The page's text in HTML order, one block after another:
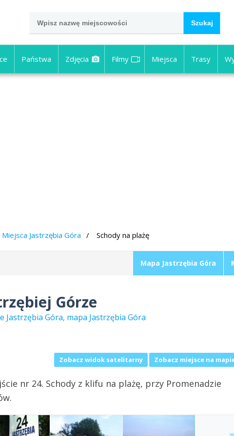
Państwa Zdjęcia Filmy Miejsca Trasy
Miejsca Jastrzębia Góra Schody na plażę
Mapa Jastrzębia Góra
Górze
Jastrzębia Góra, mapa Jastrzębia Góra
Zobacz miejsce na
Zobacz widok satelitarny
nr 24. Schody z klifu na plażę, przy Promenadzie